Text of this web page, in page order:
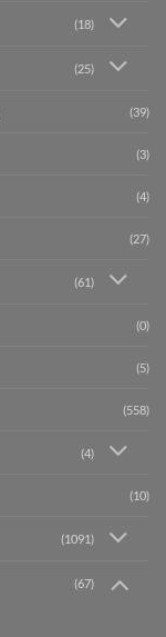
(18)
(25)
(39)
(3)
(4)
(27)
(61)
(0)
(5)
(558)
(4)
(10)
(1091)
(67)